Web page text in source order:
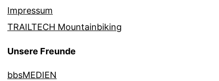
Impressum
TRAILTECH Mountainbiking
Unsere Freunde
bbsMEDIEN